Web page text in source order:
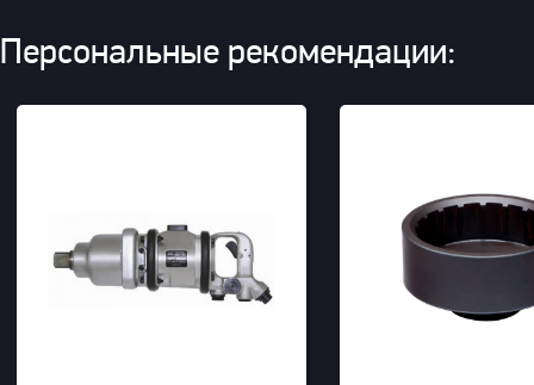
Персональные рекомендации: